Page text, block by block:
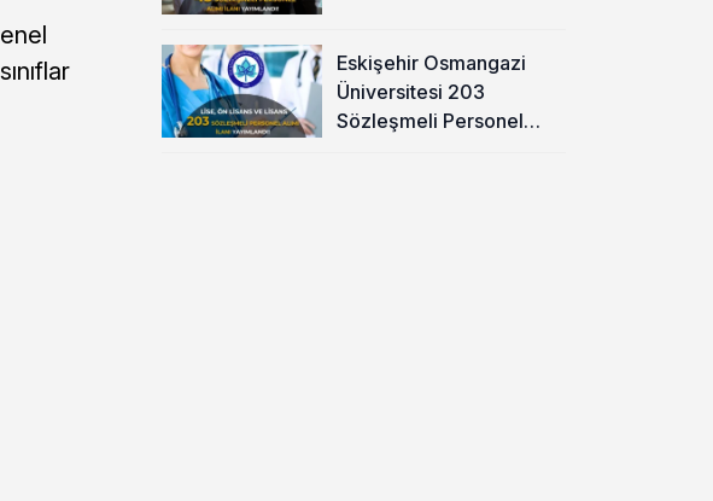
Eskişehir Osmangazi
Üniversitesi 203
Sözleşmeli Personel